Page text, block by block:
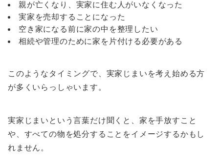
親が亡くなり、実家に住む人がいなくなった
実家を売却することになった
空き家になる前に家の中を整理したい
相続や管理のために家を片付ける必要がある
このようなタイミングで、実家じまいを考え始める方
が多くいらっしゃいます。
実家じまいという言葉だけ聞くと、家を手放すこと
や、すべての物を処分することをイメージするかもし
れません。